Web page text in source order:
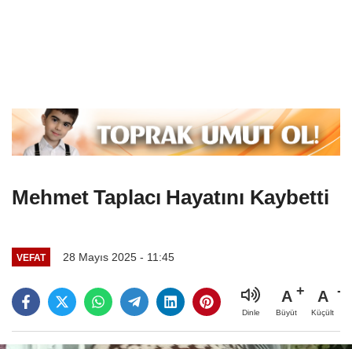
Mehmet Taplacı Hayatını Kaybetti
VEFAT 28 Mayıs 2025 - 11:45
Dinle
A
Büyüt
A
Küçült